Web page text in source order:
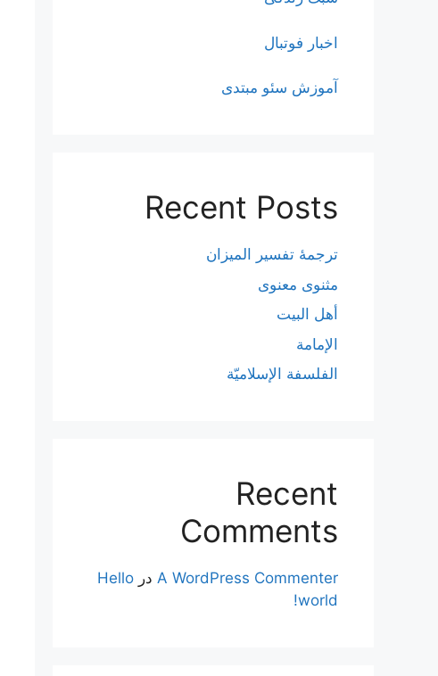
اخبار فوتبال
آموزش سئو مبتدی
Recent Posts
ترجمۀ تفسیر المیزان
مثنوی معنوی
أهل البيت
الإمامة
الفلسفة الإسلاميّة
Recent
Comments
A WordPress Commenter در Hello
world!